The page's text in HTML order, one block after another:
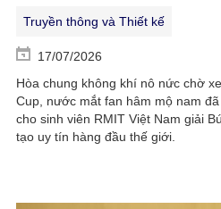
Truyền thông và Thiết kế
17/07/2026
Hòa chung không khí nô nức chờ
Cup, nước mắt fan hâm mộ nam
cho sinh viên RMIT Việt Nam giải
tạo uy tín hàng đầu thế giới.